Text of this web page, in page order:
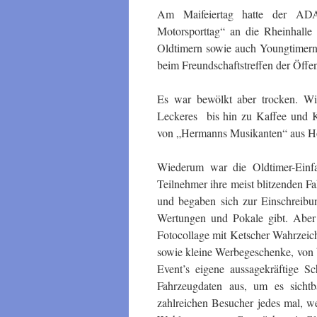
Am Maifeiertag hatte der
Motorsporttag“ an die
Oldtimern sowie auch
beim Freundschaftstreffen der
Es war bewölkt aber trocken.
Leckeres bis hin zu Kaffee und
von „Hermanns Musikanten“ aus
Wiederum war die Oldtimer-
Teilnehmer ihre meist blitzenden
und begaben sich zur
Wertungen und Pokale gibt.
Fotocollage mit Ketscher
sowie kleine Werbegeschenke,
Event’s eigene aussagekräftige
Fahrzeugdaten aus, um es
zahlreichen Besucher jedes mal,